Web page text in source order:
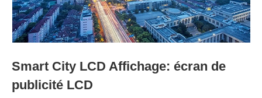
Smart City LCD Affichage: écran de
publicité LCD